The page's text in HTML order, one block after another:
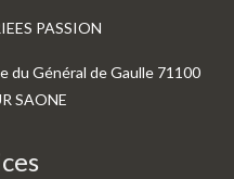
PASSION
du Général de Gaulle 71100
SAONE